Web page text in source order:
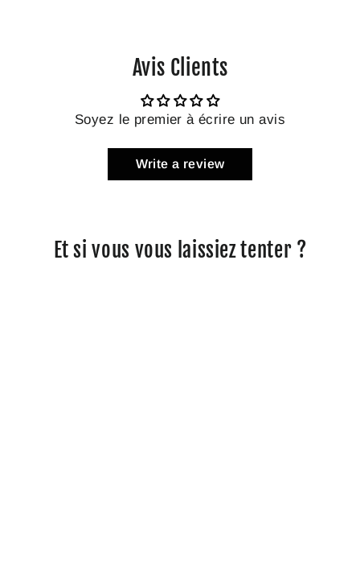
Avis Clients
Soyez le premier à écrire un avis
Write a review
Et si vous vous laissiez tenter ?